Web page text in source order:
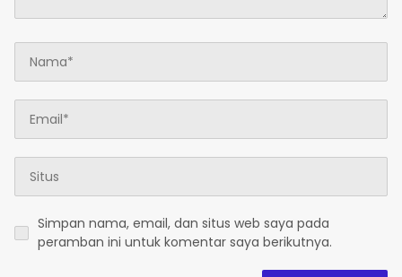
Simpan nama, email, dan situs web saya pada
peramban ini untuk komentar saya berikutnya.